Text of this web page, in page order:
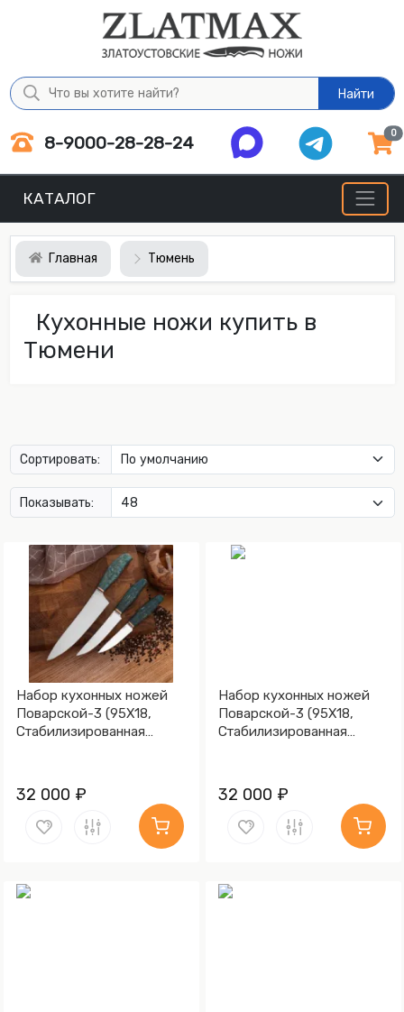
Найти
8-9000-28-28-24 0
КАТАЛОГ
Главная Тюмень
Кухонные ножи купить в
Тюмени
Сортировать:
Показывать:
Набор кухонных ножей
Поварской-3 (95Х18,
Стабилизированная
32 000 ₽
Набор кухонных ножей
Поварской-3 (95Х18,
Стабилизированная
32 000 ₽